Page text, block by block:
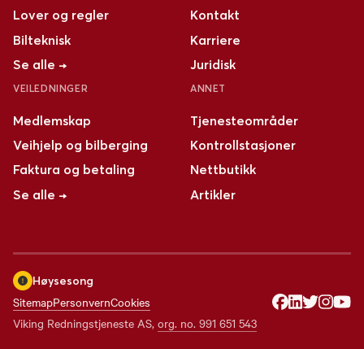
Lover og regler
Bilteknisk
Se alle →
VEILEDNINGER
Medlemskap
Veihjelp og bilberging
Faktura og betaling
Se alle →
Kontakt
Karriere
Juridisk
ANNET
Tjenesteområder
Kontrollstasjoner
Nettbutikk
Artikler
Viking Redningstjeneste AS, org. no. 991 651 543
Høysesong
SitemapPersonvernCookies